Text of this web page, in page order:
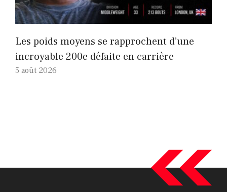
Les poids moyens se rapprochent d’une
incroyable 200e défaite en carrière
5 août 2026